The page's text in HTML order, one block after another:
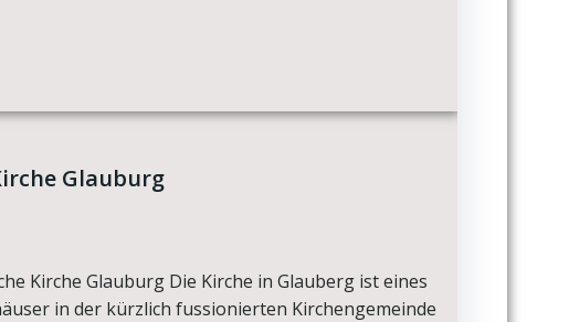
Glauburg
Kirche Glauburg Die Kirche in Glauberg ist eines
in der kürzlich fussionierten Kirchengemeinde